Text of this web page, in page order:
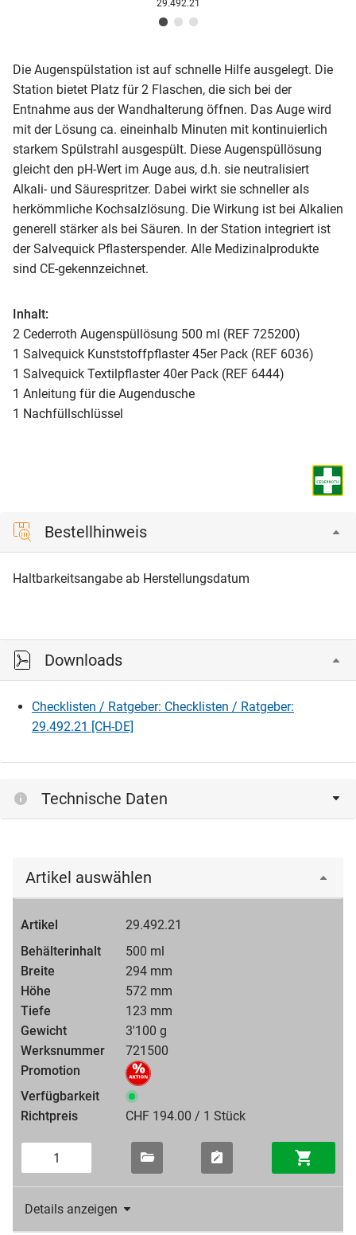
29.492.21
Die Augenspülstation ist auf schnelle Hilfe ausgelegt. Die
Station bietet Platz für 2 Flaschen, die sich bei der
Entnahme aus der Wandhalterung öffnen. Das Auge wird
mit der Lösung ca. eineinhalb Minuten mit kontinuierlich
starkem Spülstrahl ausgespült. Diese Augenspüllösung
gleicht den pH-Wert im Auge aus, d.h. sie neutralisiert
Alkali- und Säurespritzer. Dabei wirkt sie schneller als
herkömmliche Kochsalzlösung. Die Wirkung ist bei Alkalien
generell stärker als bei Säuren. In der Station integriert ist
der Salvequick Pflasterspender. Alle Medizinalprodukte
sind CE-gekennzeichnet.
Inhalt:
2 Cederroth Augenspüllösung 500 ml (REF 725200)
1 Salvequick Kunststoffpflaster 45er Pack (REF 6036)
1 Salvequick Textilpflaster 40er Pack (REF 6444)
1 Anleitung für die Augendusche
1 Nachfüllschlüssel
Bestellhinweis
Haltbarkeitsangabe ab Herstellungsdatum
Downloads
Checklisten / Ratgeber: Checklisten / Ratgeber:
29.492.21 [CH-DE]
Technische Daten
Artikel auswählen
29.492.21
500 ml
294 mm
572 mm
123 mm
3'100 g
721500
CHF 194.00 / 1 Stück
Details anzeigen